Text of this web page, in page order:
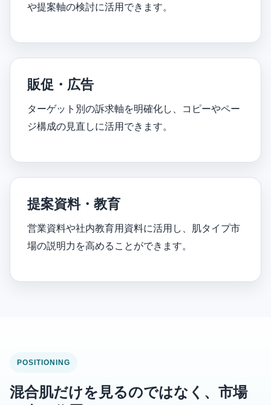
や提案軸の検討に活用できます。
販促・広告
ターゲット別の訴求軸を明確化し、コピーやペー
ジ構成の見直しに活用できます。
提案資料・教育
営業資料や社内教育用資料に活用し、肌タイプ市
場の説明力を高めることができます。
POSITIONING
混合肌だけを見るのではなく、市場